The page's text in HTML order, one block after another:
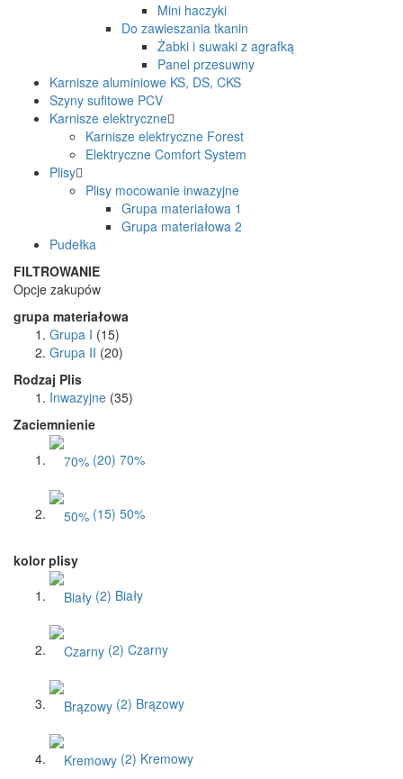
Mini haczyki
Do zawieszania tkanin
Żabki i suwaki z agrafką
Panel przesuwny
Karnisze aluminiowe KS, DS, CKS
Szyny sufitowe PCV
Karnisze elektryczne
Karnisze elektryczne Forest
Elektryczne Comfort System
Plisy
Plisy mocowanie inwazyjne
Grupa materiałowa 1
Grupa materiałowa 2
Pudełka
FILTROWANIE
Opcje zakupów
grupa materiałowa
Grupa I (15)
Grupa II (20)
Rodzaj Plis
Inwazyjne (35)
Zaciemnienie
(20) 70%
(15) 50%
kolor plisy
(2) Biały
(2) Czarny
(2) Brązowy
(2) Kremowy